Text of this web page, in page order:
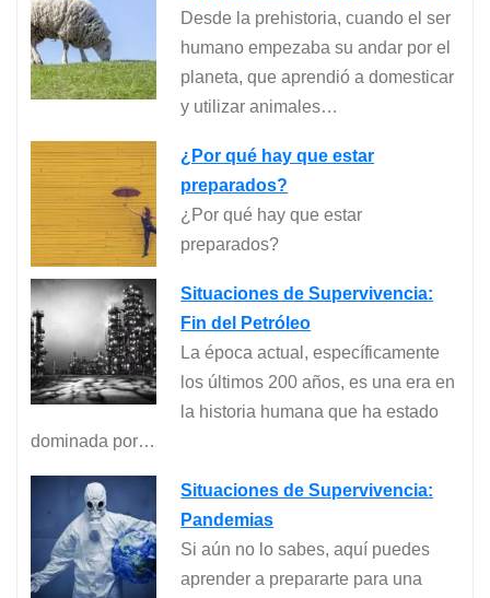
Desde la prehistoria, cuando el ser
humano empezaba su andar por el
planeta, que aprendió a domesticar
y utilizar animales…
¿Por qué hay que estar
preparados?
¿Por qué hay que estar
preparados?
Situaciones de Supervivencia:
Fin del Petróleo
La época actual, específicamente
los últimos 200 años, es una era en
la historia humana que ha estado
dominada por…
Situaciones de Supervivencia:
Pandemias
Si aún no lo sabes, aquí puedes
aprender a prepararte para una